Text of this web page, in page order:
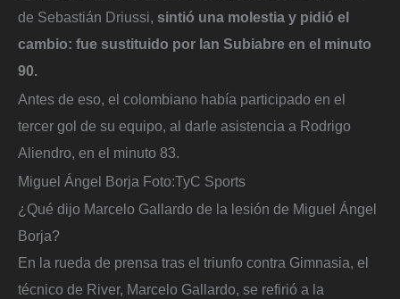
de Sebastián Driussi, sintió una molestia y pidió el
cambio: fue sustituido por Ian Subiabre en el minuto
90.
Antes de eso, el colombiano había participado en el
tercer gol de su equipo, al darle asistencia a Rodrigo
Aliendro, en el minuto 83.
Miguel Ángel Borja Foto:TyC Sports
¿Qué dijo Marcelo Gallardo de la lesión de Miguel Ángel
Borja?
En la rueda de prensa tras el triunfo contra Gimnasia, el
técnico de River, Marcelo Gallardo, se refirió a la